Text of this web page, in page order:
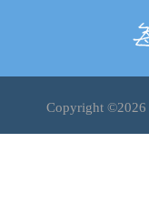
Copyright ©2026